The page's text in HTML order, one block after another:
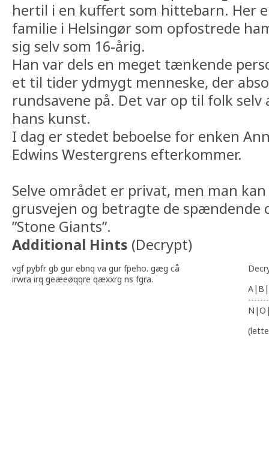
hertil i en kuffert som hittebarn. Her
familie i Helsingør som opfostrede
sig selv som 16-årig.
Han var dels en meget tænkende
et til tider ydmygt menneske, der
rundsavene på. Det var op til folk selv
hans kunst.
I dag er stedet beboelse for enken
Edwins Westergrens efterkommer.
Selve området er privat, men man
grusvejen og betragte de spændende
”Stone Giants”.
Additional Hints (Decrypt)
vgf pybfr gb gur ebnq va gur fpeho. gæg cå
irwra irq geæeøqqre qæxxrg ns fgra.